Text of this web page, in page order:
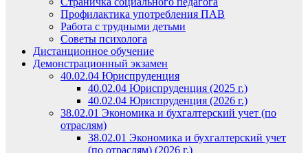
Профилактика употребления ПАВ
Работа с трудными детьми
Советы психолога
Дистанционное обучение
Демонстрационный экзамен
40.02.04 Юриспруденция
40.02.04 Юриспруденция (2025 г.)
40.02.04 Юриспруденция (2026 г.)
38.02.01 Экономика и бухгалтерский учет (по
отраслям)
38.02.01 Экономика и бухгалтерский учет
(по отраслям) (2026 г.)